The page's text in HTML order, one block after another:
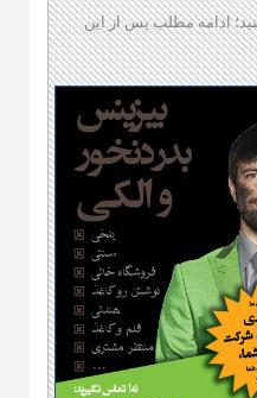
ادامه مطلب پس از این